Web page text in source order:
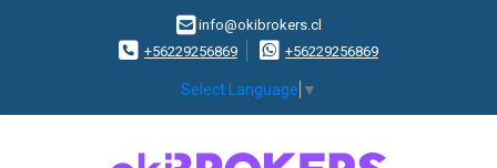
info@okibrokers.cl
+56229256869
+56229256869
Select Language ▼